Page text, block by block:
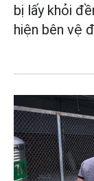
bị lấy khỏi
hiện bên vệ